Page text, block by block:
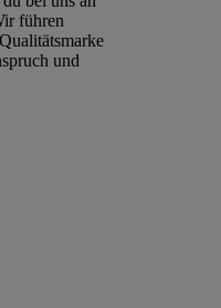
führen
und